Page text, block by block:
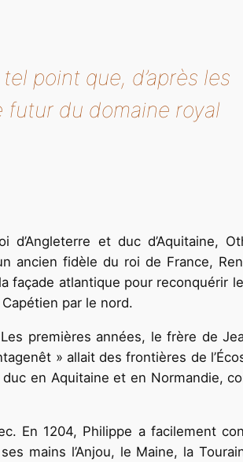
point que, d’après les
futur du domaine royal
et duc d’Aquitaine,
ancien fidèle du roi de France,
façade atlantique pour reconquérir
par le nord.
premières années, le frère de
» allait des frontières de
en Aquitaine et en Normandie,
En 1204, Philippe a facilement
mains l’Anjou, le Maine, la